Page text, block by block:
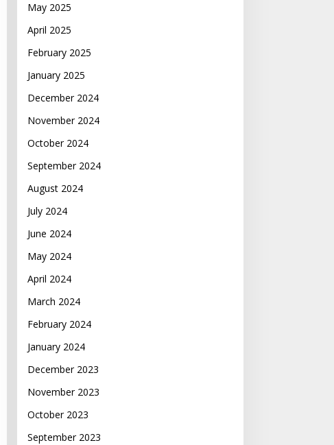
May 2025
April 2025
February 2025
January 2025
December 2024
November 2024
October 2024
September 2024
August 2024
July 2024
June 2024
May 2024
April 2024
March 2024
February 2024
January 2024
December 2023
November 2023
October 2023
September 2023